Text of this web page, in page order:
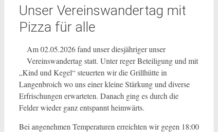
Unser Vereinswandertag mit
Pizza für alle
Am 02.05.2026 fand unser diesjähriger unser
Vereinswandertag statt. Unter reger Beteiligung und mit
„Kind und Kegel“ steuerten wir die Grillhütte in
Langenbroich wo uns einer kleine Stärkung und diverse
Erfrischungen erwarteten. Danach ging es durch die
Felder wieder ganz entspannt heimwärts.
Bei angenehmen Temperaturen erreichten wir gegen 18:00